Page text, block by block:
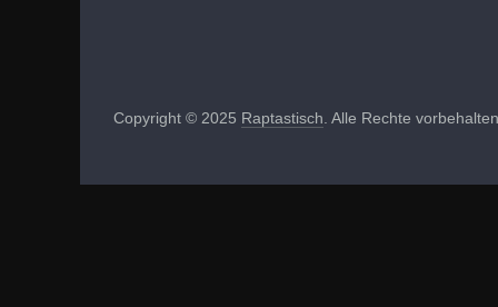
Copyright © 2025 Raptastisch . Alle Rechte